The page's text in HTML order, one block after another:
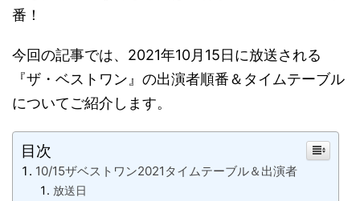
番！
今回の記事では、2021年10月15日に放送される
『ザ・ベストワン』の出演者順番＆タイムテーブル
についてご紹介します。
目次
10/15ザベストワン2021タイムテーブル＆出演者
放送日